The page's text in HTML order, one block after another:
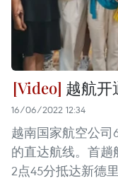
越航开
16/06/2022 12:34
越南国家航空公司
的直达航线。首
2点45分抵达新德